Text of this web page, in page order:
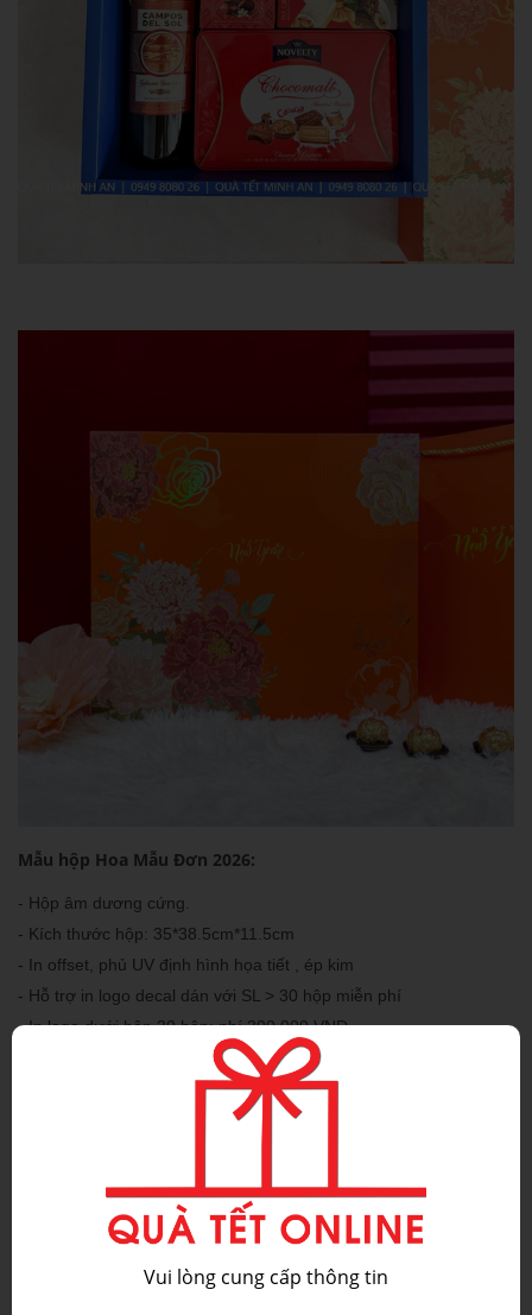
Mẫu hộp Hoa Mẫu Đơn 2026:
- Hộp âm dương cứng.
- Kích thước hộp: 35*38.5cm*11.5cm
- In offset, phủ UV định hình họa tiết , ép kim
- Hỗ trợ in logo decal dán với SL > 30 hộp miễn phí
- In logo dưới hộp 30 hộp: phí 300.000 VNĐ
luôn là ưu tiên hàng đầu của các công ty khi
lựa chọn sản phẩm quà tết cho khách hàng, nhân viên.
Bánh, kẹo, socola, hạt dinh dưỡng… để tặng khách hàng tượng
trưng cho sự sung túc và thịnh vượng.
Mua quà tết online nói chung và lựa chọn hộp quà tết
Vui lòng cung cấp thông tin